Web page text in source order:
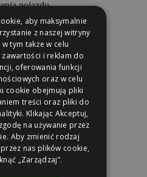
pojazdu
aby maksymalnie
z naszej witryny
tym także w celu
i reklam do
oferowania funkcji
oraz w celu
cookie obejmują pliki
treści oraz pliki do
Klikając Akceptuj,
na używanie przez
Aby zmienić rodzaj
nas plików cookie,
„Zarządzaj”.